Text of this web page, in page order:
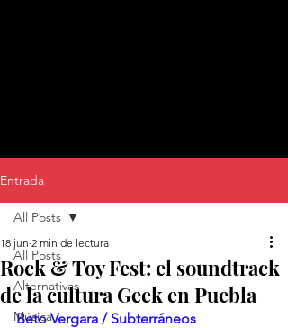
Entrada
All Posts
Alternativas
Música
All Posts
Rock & Toy Fest: el soundtrack
de la cultura Geek en Puebla
18 jun 2 min de lectura
Beto Vergara / Subterráneos